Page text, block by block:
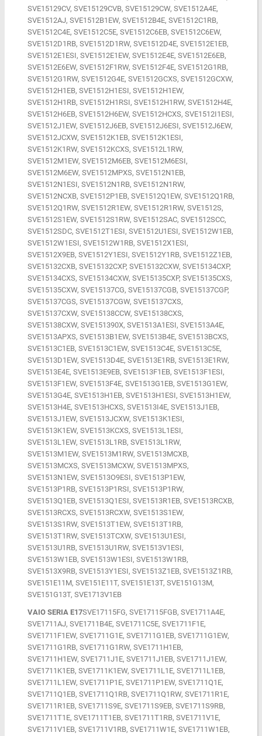
SVE15129CV, SVE15129CVB, SVE15129CW, SVE1512A4E,
SVE1512AJ, SVE1512B1EW, SVE1512B4E, SVE1512C1RB,
SVE1512C4E, SVE1512C5E, SVE1512C6EB, SVE1512C6EW,
SVE1512D1RB, SVE1512D1RW, SVE1512D4E, SVE1512E1EB,
SVE1512E1ESI, SVE1512E1EW, SVE1512E4E, SVE1512E6EB,
SVE1512E6EW, SVE1512F1RW, SVE1512F4E, SVE1512G1RB,
SVE1512G1RW, SVE1512G4E, SVE1512GCXS, SVE1512GCXW,
SVE1512H1EB, SVE1512H1ESI, SVE1512H1EW,
SVE1512H1RB, SVE1512H1RSI, SVE1512H1RW, SVE1512H4E,
SVE1512H6EB, SVE1512H6EW, SVE1512HCXS, SVE1512I1ESI,
SVE1512J1EW, SVE1512J6EB, SVE1512J6ESI, SVE1512J6EW,
SVE1512JCXW, SVE1512K1EB, SVE1512K1ESI,
SVE1512K1RW, SVE1512KCXS, SVE1512L1RW,
SVE1512M1EW, SVE1512M6EB, SVE1512M6ESI,
SVE1512M6EW, SVE1512MPXS, SVE1512N1EB,
SVE1512N1ESI, SVE1512N1RB, SVE1512N1RW,
SVE1512NCXB, SVE1512P1EB, SVE1512Q1EW, SVE1512Q1RB,
SVE1512Q1RW, SVE1512R1EW, SVE1512R1RW, SVE1512S,
SVE1512S1EW, SVE1512S1RW, SVE1512SAC, SVE1512SCC,
SVE1512SDC, SVE1512T1ESI, SVE1512U1ESI, SVE1512W1EB,
SVE1512W1ESI, SVE1512W1RB, SVE1512X1ESI,
SVE1512X9EB, SVE1512Y1ESI, SVE1512Y1RB, SVE1512Z1EB,
SVE15132CXB, SVE15132CXP, SVE15132CXW, SVE15134CXP,
SVE15134CXS, SVE15134CXW, SVE15135CXP, SVE15135CXS,
SVE15135CXW, SVE15137CG, SVE15137CGB, SVE15137CGP,
SVE15137CGS, SVE15137CGW, SVE15137CXS,
SVE15137CXW, SVE15138CCW, SVE15138CXS,
SVE15138CXW, SVE151390X, SVE1513A1ESI, SVE1513A4E,
SVE1513APXS, SVE1513B1EW, SVE1513B4E, SVE1513BCXS,
SVE1513C1EB, SVE1513C1EW, SVE1513C4E, SVE1513C5E,
SVE1513D1EW, SVE1513D4E, SVE1513E1RB, SVE1513E1RW,
SVE1513E4E, SVE1513E9EB, SVE1513F1EB, SVE1513F1ESI,
SVE1513F1EW, SVE1513F4E, SVE1513G1EB, SVE1513G1EW,
SVE1513G4E, SVE1513H1EB, SVE1513H1ESI, SVE1513H1EW,
SVE1513H4E, SVE1513HCXS, SVE1513I4E, SVE1513J1EB,
SVE1513J1EW, SVE1513JCXW, SVE1513K1ESI,
SVE1513K1EW, SVE1513KCXS, SVE1513L1ESI,
SVE1513L1EW, SVE1513L1RB, SVE1513L1RW,
SVE1513M1EW, SVE1513M1RW, SVE1513MCXB,
SVE1513MCXS, SVE1513MCXW, SVE1513MPXS,
SVE1513N1EW, SVE1513O9ESI, SVE1513P1EW,
SVE1513P1RB, SVE1513P1RSI, SVE1513P1RW,
SVE1513Q1EB, SVE1513Q1ESI, SVE1513R1EB, SVE1513RCXB,
SVE1513RCXS, SVE1513RCXW, SVE1513S1EW,
SVE1513S1RW, SVE1513T1EW, SVE1513T1RB,
SVE1513T1RW, SVE1513TCXW, SVE1513U1ESI,
SVE1513U1RB, SVE1513U1RW, SVE1513V1ESI,
SVE1513W1EB, SVE1513W1ESI, SVE1513W1RB,
SVE1513X9RB, SVE1513Y1ESI, SVE1513Z1EB, SVE1513Z1RB,
SVE151E11M, SVE151E11T, SVE151E13T, SVE151G13M,
SVE151G13T, SVE1713V1EB
VAIO SERIA E17SVE17115FG, SVE17115FGB, SVE1711A4E,
SVE1711AJ, SVE1711B4E, SVE1711C5E, SVE1711F1E,
SVE1711F1EW, SVE1711G1E, SVE1711G1EB, SVE1711G1EW,
SVE1711G1RB, SVE1711G1RW, SVE1711H1EB,
SVE1711H1EW, SVE1711J1E, SVE1711J1EB, SVE1711J1EW,
SVE1711K1EB, SVE1711K1EW, SVE1711L1E, SVE1711L1EB,
SVE1711L1EW, SVE1711P1E, SVE1711P1EW, SVE1711Q1E,
SVE1711Q1EB, SVE1711Q1RB, SVE1711Q1RW, SVE1711R1E,
SVE1711R1EB, SVE1711S9E, SVE1711S9EB, SVE1711S9RB,
SVE1711T1E, SVE1711T1EB, SVE1711T1RB, SVE1711V1E,
SVE1711V1EB, SVE1711V1RB, SVE1711W1E, SVE1711W1EB,